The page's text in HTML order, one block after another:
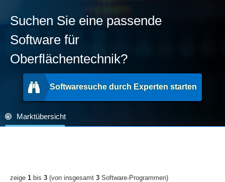
Suchen Sie eine passende
Software für
Oberflächentechnik?
Softwaresuche durch Experten starten
Marktübersicht
zeige 1 bis 3 (von insgesamt 3 Software-Programmen)